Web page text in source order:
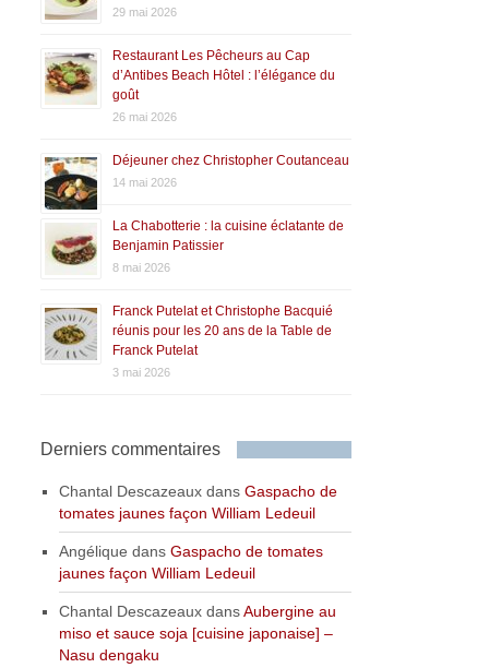
29 mai 2026
Restaurant Les Pêcheurs au Cap
d’Antibes Beach Hôtel : l’élégance du
goût
26 mai 2026
Déjeuner chez Christopher Coutanceau
14 mai 2026
La Chabotterie : la cuisine éclatante de
Benjamin Patissier
8 mai 2026
Franck Putelat et Christophe Bacquié
réunis pour les 20 ans de la Table de
Franck Putelat
3 mai 2026
Derniers commentaires
Chantal Descazeaux dansGaspacho de
tomates jaunes façon William Ledeuil
Angélique dansGaspacho de tomates
jaunes façon William Ledeuil
Chantal Descazeaux dansAubergine au
miso et sauce soja [cuisine japonaise] –
Nasu dengaku